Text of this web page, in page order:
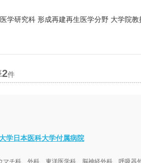
2件
学日本医科大学付属病院